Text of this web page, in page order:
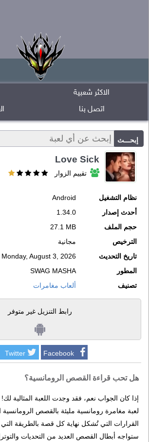
الاكثر شعبية
اتصل بنا
Love Sick
تقييم الزوار
نظام التشغيل
Android
أحدث إصدار
1.34.0
حجم الملف
27.1 MB
الترخيص
مجانية
تاريخ التحديث
Monday, August 3, 2026
المطور
SWAG MASHA
تصنيف
ألعاب مغامرات
رابط التنزيل غير متوفر
Facebook
Twitter
هل تحب قراءة القصص الرومانسية؟
لعبة مغامرة رومانسية مليئة بالقصص الرومانسية
القرارات التي تُشكل نهاية كل قصة بالطريقة التي
ستواجه أبطال القصص العديد من التحديات